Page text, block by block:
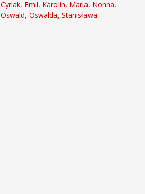
Cyriak, Emil, Karolin, Maria, Nonna,
Oswald, Oswalda, Stanisława